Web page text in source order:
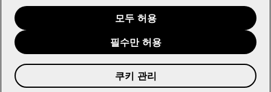
© 2026 The Coca‑Cola Company. 판권 소유
모두 허용
필수만 허용
쿠키 관리